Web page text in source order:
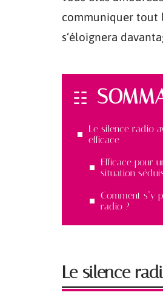
communiquer tout
s‘éloignera
Le silence radio
efficace
Efficace pour
situation
Comment s’y
radio ?
Le silence